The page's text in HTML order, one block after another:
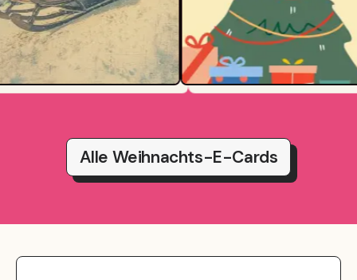
Alle Weihnachts-E-Cards